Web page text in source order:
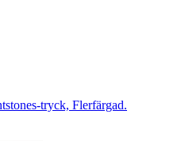
tryck, Flerfärgad.